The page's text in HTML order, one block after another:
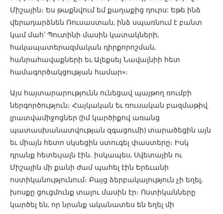
Միշային։ Ես թաքնվում եմ քաղաքից դուրս: Եթե ​​ինձ
վերադարձնեն Ռուսաստան, ինձ սպառնում է բանտ
կամ մահ՝ Պուտինի մասին կատակների,
հակապատերազմական դիրքորոշման,
հանրահավաքների եւ Ալեքսեյ Նավալնիի հետ
համագործակցության համար»։
Այս հայտարարությունն ունեցավ պայթող ռումբի
ներգործություն։ Հայկական եւ ռուսական բազմաթիվ
լրատվամիջոցներ (իմ կարծիքով առանց
պատասխանատվության զգացումի) տարածեցին այն
եւ միայն հետո սկսեցին ստուգել փաստերը։ Իսկ
դրանք հետեւյալն էին. իսկապես, Սվետային ու
Միշային մի քանի ժամ պահել էին Երեւանի
ոստիկանությունում։ Բայց ձերբակալություն չի եղել,
խոսքը ցուցմունք տալու մասին էր։ Ոստիկանները
կարծել են, որ նրանք ականատես են եղել մի